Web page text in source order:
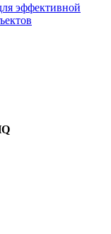
эффективной